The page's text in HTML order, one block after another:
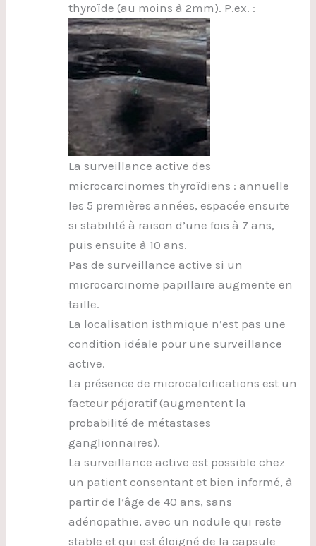
thyroïde (au moins à 2mm). P.ex. :
La surveillance active des
microcarcinomes thyroïdiens : annuelle
les 5 premières années, espacée ensuite
si stabilité à raison d’une fois à 7 ans,
puis ensuite à 10 ans.
Pas de surveillance active si un
microcarcinome papillaire augmente en
taille.
La localisation isthmique n’est pas une
condition idéale pour une surveillance
active.
La présence de microcalcifications est un
facteur péjoratif (augmentent la
probabilité de métastases
ganglionnaires).
La surveillance active est possible chez
un patient consentant et bien informé, à
partir de l’âge de 40 ans, sans
adénopathie, avec un nodule qui reste
stable et qui est éloigné de la capsule